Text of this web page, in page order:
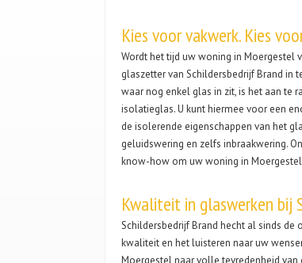
Kies voor vakwerk. Kies
Wordt het tijd uw woning in Moergestel
glaszetter van Schildersbedrijf Brand in
waar nog enkel glas in zit, is het aan te
isolatieglas. U kunt hiermee voor een
de isolerende eigenschappen van het
geluidswering en zelfs inbraakwering.
know-how om uw woning in
Kwaliteit in glaswerken bij
Schildersbedrijf Brand hecht al sinds de
kwaliteit en het luisteren naar uw
Moergestel naar volle tevredenheid van